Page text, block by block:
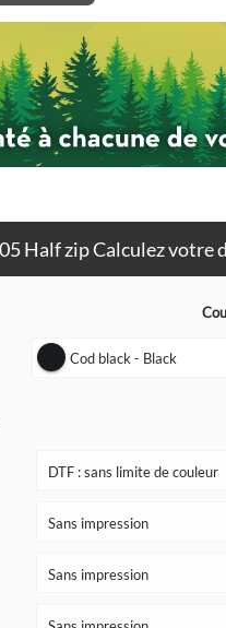
Half zip Calculez votre
Cod black - Black